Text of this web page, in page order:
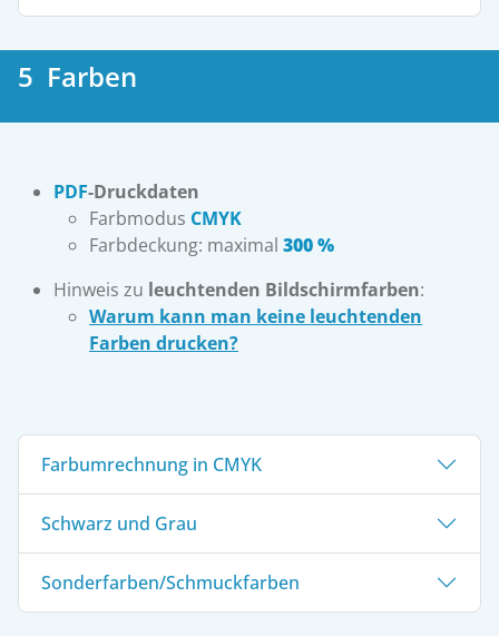
5 Farben
PDF-Druckdaten
Farbmodus CMYK
Farbdeckung: maximal 300 %
Hinweis zu leuchtenden Bildschirmfarben:
Warum kann man keine leuchtenden
Farben drucken?
Farbumrechnung in CMYK
Schwarz und Grau
Sonderfarben/Schmuckfarben